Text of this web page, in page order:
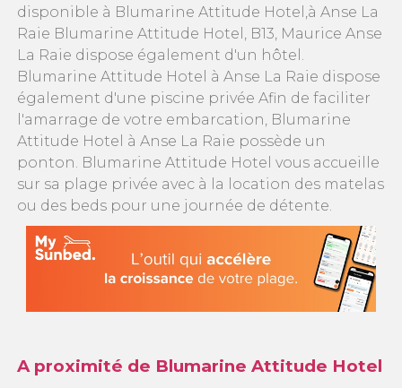
disponible à Blumarine Attitude Hotel,à Anse La
Raie Blumarine Attitude Hotel, B13, Maurice Anse
La Raie dispose également d'un hôtel.
Blumarine Attitude Hotel à Anse La Raie dispose
également d'une piscine privée Afin de faciliter
l'amarrage de votre embarcation, Blumarine
Attitude Hotel à Anse La Raie possède un
ponton. Blumarine Attitude Hotel vous accueille
sur sa plage privée avec à la location des matelas
ou des beds pour une journée de détente.
A proximité de Blumarine Attitude Hotel